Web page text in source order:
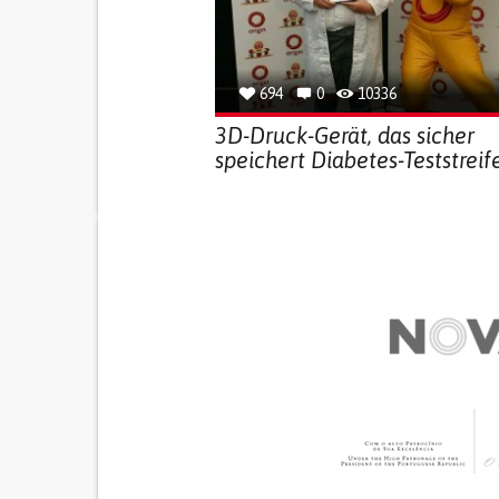
694 0 10336
3D-Druck-Gerät, das sicher
speichert Diabetes-